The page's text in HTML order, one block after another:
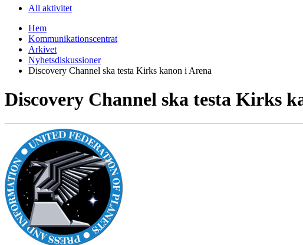
All aktivitet
Hem
Kommunikationscentrat
Arkivet
Nyhetsdiskussioner
Discovery Channel ska testa Kirks kanon i Arena
Discovery Channel ska testa Kirks